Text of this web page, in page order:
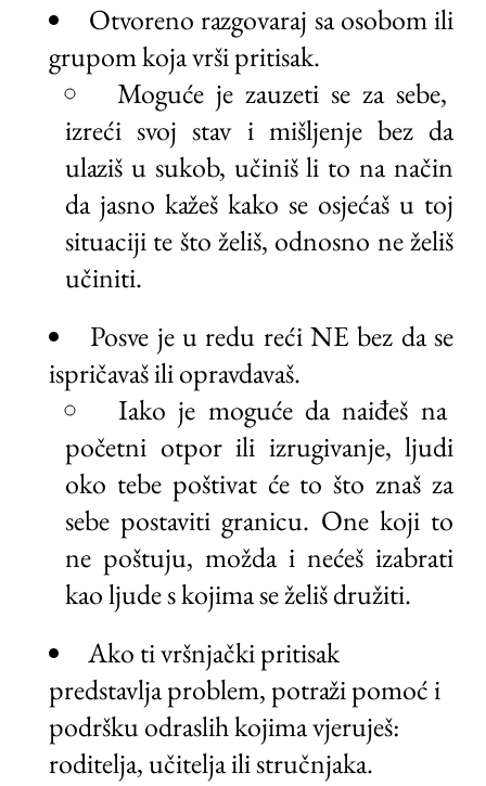
Otvoreno razgovaraj sa osobom ili
grupom koja vrši pritisak.
Moguće je zauzeti se za sebe,
izreći svoj stav i mišljenje bez da
ulaziš u sukob, učiniš li to na način
da jasno kažeš kako se osjećaš u toj
situaciji te što želiš, odnosno ne želiš
učiniti.
Posve je u redu reći NE bez da se
ispričavaš ili opravdavaš.
Iako je moguće da naiđeš na
početni otpor ili izrugivanje, ljudi
oko tebe poštivat će to što znaš za
sebe postaviti granicu. One koji to
ne poštuju, možda i nećeš izabrati
kao ljude s kojima se želiš družiti.
Ako ti vršnjački pritisak
predstavlja problem, potraži pomoć i
podršku odraslih kojima vjeruješ:
roditelja, učitelja ili stručnjaka.